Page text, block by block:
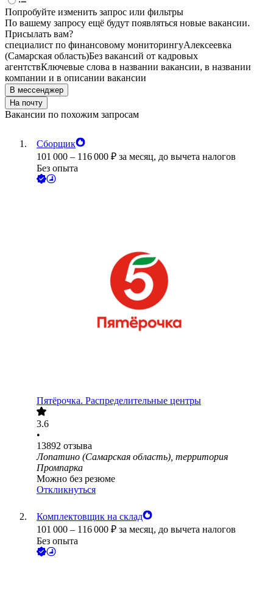
Попробуйте изменить запрос или фильтры
По вашему запросу ещё будут появляться новые вакансии.
Присылать вам?
специалист по финансовому мониторингуАлексеевка
(Самарская область)Без вакансий от кадровых
агентствКлючевые слова в названии вакансии, в названии
компании и в описании вакансии
В мессенджер
На почту
Вакансии по похожим запросам
Сборщик
101 000 – 116 000 ₽ за месяц, до вычета налогов
Без опыта
Пятёрочка. Распределительные центры
3.6
•
13892 отзыва
Лопатино (Самарская область), территория
Промпарка
Можно без резюме
Откликнуться
Комплектовщик на склад
101 000 – 116 000 ₽ за месяц, до вычета налогов
Без опыта